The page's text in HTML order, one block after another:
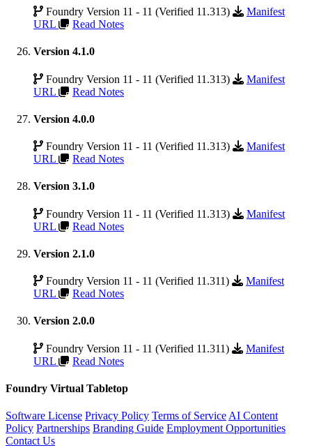
Foundry Version 11 - 11 (Verified 11.313)
Manifest
URL
Read Notes
Version 4.1.0
Foundry Version 11 - 11 (Verified 11.313)
Manifest
URL
Read Notes
Version 4.0.0
Foundry Version 11 - 11 (Verified 11.313)
Manifest
URL
Read Notes
Version 3.1.0
Foundry Version 11 - 11 (Verified 11.313)
Manifest
URL
Read Notes
Version 2.1.0
Foundry Version 11 - 11 (Verified 11.311)
Manifest
URL
Read Notes
Version 2.0.0
Foundry Version 11 - 11 (Verified 11.311)
Manifest
URL
Read Notes
Foundry Virtual Tabletop
Software License Privacy Policy Terms of Service AI Content
Policy Partnerships Branding Guide Employment Opportunities
Contact Us